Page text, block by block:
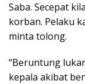
Saba. Secepat
korban. Pelaku
minta tolong.
“Beruntung
kepala akibat